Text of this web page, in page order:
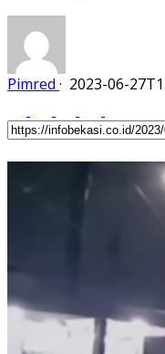
Pimred · 2023-06-